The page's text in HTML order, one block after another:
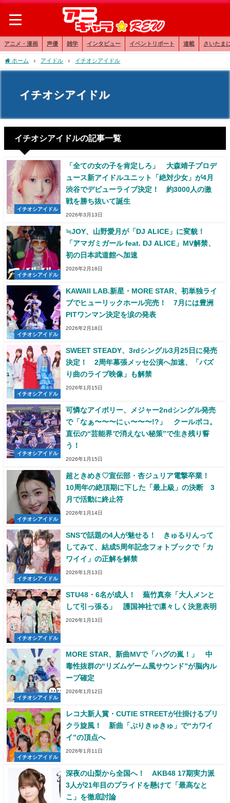
アニメ・漫画 声優 雑学 インタビュー イベントリポート 連載 さいたま
ホーム アイドル イチオシアイドル
イチオシアイドル
イチオシアイドルの記事一覧
イチオシアイドル
「全ての女の子を肯定しろ」 大森靖子プロデ
ュース新アイドルユニット「絶対少女」が4月
渋谷でデビューライブ決定！ 約3000人の激
戦を勝ち抜いて誕生
2026年3月13日
イチオシアイドル
≒JOY、山野愛月が「DJ ALICE」に変貌！
「アマガミガール feat. DJ ALICE」MV解禁、
初の日本武道館へ加速
2026年2月18日
イチオシアイドル
KAWAII LAB.新星・MORE STAR、初単独ライ
ブでヒューリックホール完売！ 7月には豊洲
PITワンマン決定を涙の発表
2026年2月18日
イチオシアイドル
SWEET STEADY、3rdシングル3月25日に発売
決定！ 2周年幕張メッセ公演へ加速、「バズ
り曲のライブ映像」も解禁
2026年1月15日
イチオシアイドル
可憐なアイボリー、メジャー2ndシングル発売
で「なぁ〜〜〜にぃ〜〜〜!?」 クールポコ。
直伝の“芸能界で消えない秘策”で生き残り誓
う！
2026年1月15日
イチオシアイドル
超ときめき♡宣伝部・杏ジュリア電撃卒業！
10周年の絶頂期に下した「最上級」の決断 3
月で活動に終止符
2026年1月14日
イチオシアイドル
SNSで話題の4人が魅せる！ きゅるりんって
してみて、結成5周年記念フォトブックで「カ
ワイイ」の正解を解禁
2026年1月13日
イチオシアイドル
STU48・6名が成人！ 蕪竹真奈「大人メンと
して引っ張る」 護国神社で凛々しく決意表明
2026年1月13日
イチオシアイドル
MORE STAR、新曲MVで「ハグの嵐！」 中
毒性抜群の“リズムゲーム風サウンド”が脳内ル
ープ確定
2026年1月12日
イチオシアイドル
レコ大新人賞・CUTIE STREETが仕掛けるプリ
クラ旋風！ 新曲「ぷりきゅきゅ」で“カワイ
イ”の頂点へ
2026年1月11日
深夜の山梨から全国へ！ AKB48 17期実力派
3人が21年目のプライドを懸けて「最高なと
こ」を徹底討論